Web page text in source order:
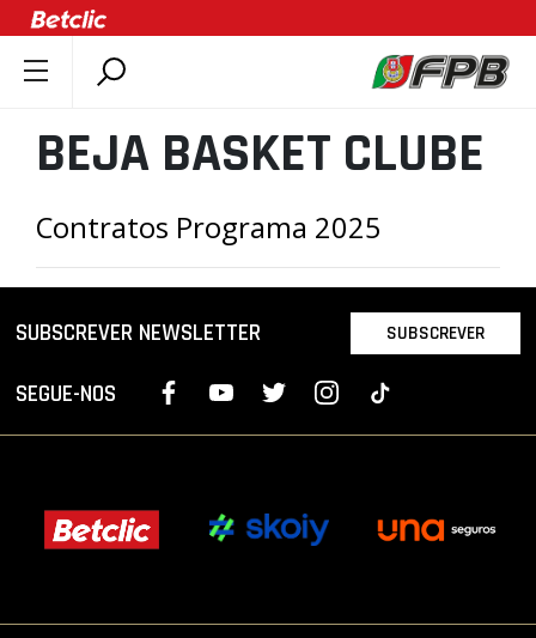
DOCUMENTOS
COMPETIÇÕES
ASSOCIAÇÕES
CLUBES
AGENDA
SELEÇÕES
ÁREA TÉCNICA
LIGA BETCLIC MASCULINA
BEJA BASKET CLUBE
Contratos Programa 2025
SUBSCREVER NEWSLETTER SUBSCREVER
SEGUE-NOS